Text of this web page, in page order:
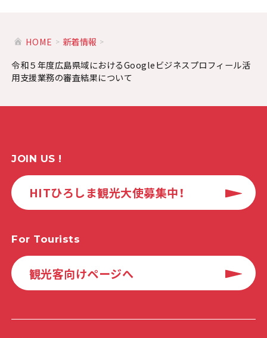
HOME
新着情報
令和５年度広島県域におけるGoogleビジネスプロフィール活
用支援業務の審査結果について
JOIN US !
HITひろしま観光大使募集中！
For Tourists
観光客向けページへ